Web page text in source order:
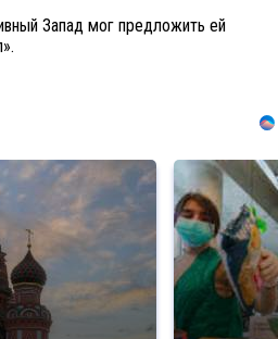
Запад мог предложить ей